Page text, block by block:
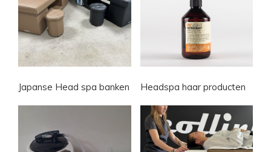
Japanse Head spa banken Headspa haar producten